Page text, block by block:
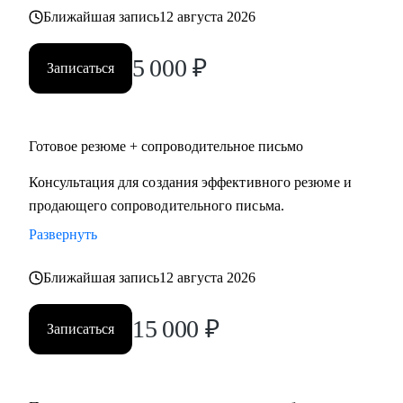
логистики, HR, юриспруденции.
заинтересован в повышении и изменении траектории
карьерного развития.
преодолеть "карьерный потолок", проработать
"выгорание".
Ближайшая запись12 августа 2026
Записаться 5 000 ₽
Готовое резюме + сопроводительное письмо
Консультация для создания эффективного резюме и
продающего сопроводительного письма.
Развернуть
Ближайшая запись12 августа 2026
Записаться 15 000 ₽